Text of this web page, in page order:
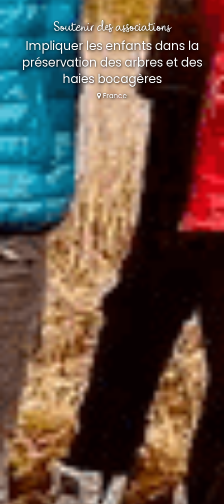
Soutenir des associations
Impliquer les enfants dans la
préservation des arbres et des
haies bocagères
France